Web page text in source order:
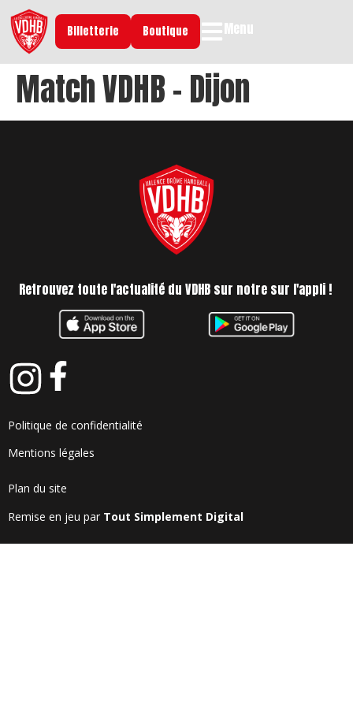
Billetterie Boutique Menu
Match VDHB – Dijon
Retrouvez toute l'actualité du VDHB sur notre sur l'appli !
Politique de confidentialité
Mentions légales
Plan du site
Remise en jeu par Tout Simplement Digital